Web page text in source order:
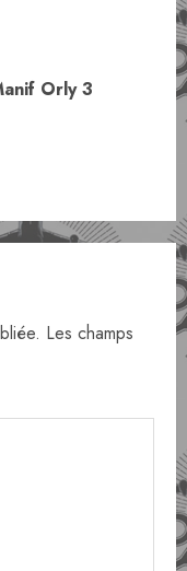
Orly 3
Les champs